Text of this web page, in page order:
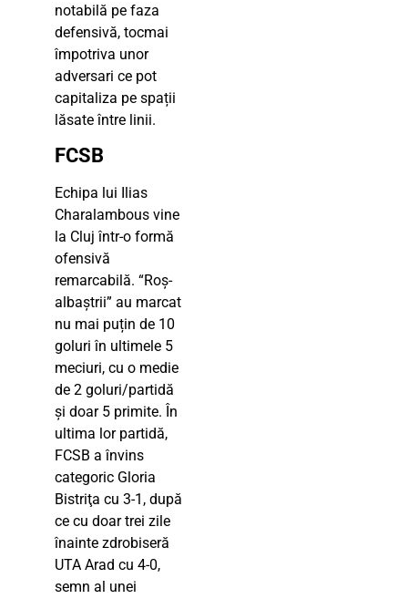
notabilă pe faza
defensivă, tocmai
împotriva unor
adversari ce pot
capitaliza pe spații
lăsate între linii.
FCSB
Echipa lui Ilias
Charalambous vine
la Cluj într-o formă
ofensivă
remarcabilă. “Roș-
albaștrii” au marcat
nu mai puțin de 10
goluri în ultimele 5
meciuri, cu o medie
de 2 goluri/partidă
și doar 5 primite. În
ultima lor partidă,
FCSB a învins
categoric Gloria
Bistriţa cu 3-1, după
ce cu doar trei zile
înainte zdrobiseră
UTA Arad cu 4-0,
semn al unei